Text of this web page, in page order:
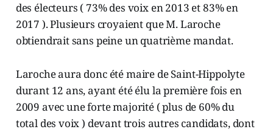
des électeurs ( 73% des voix en 2013 et 83% en
2017 ). Plusieurs croyaient que M. Laroche
obtiendrait sans peine un quatrième mandat.
Laroche aura donc été maire de Saint-Hippolyte
durant 12 ans, ayant été élu la première fois en
2009 avec une forte majorité ( plus de 60% du
total des voix ) devant trois autres candidats, dont